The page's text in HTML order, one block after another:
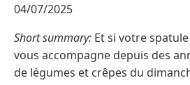
04/07/2025
Short summary: Et si votre
vous accompagne depuis des
de légumes et crêpes du